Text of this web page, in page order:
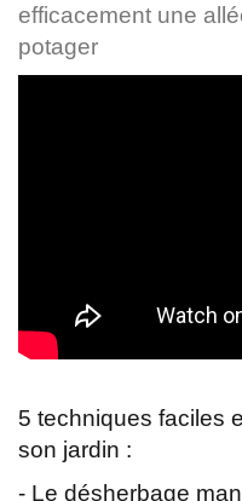
efficacement une
potager
5 techniques faciles
son jardin :
- Le désherbage